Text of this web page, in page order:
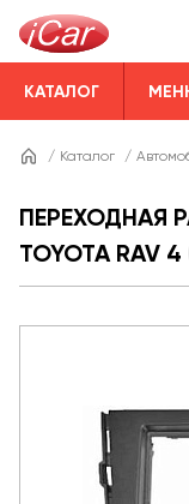
КАТАЛОГ
/ Каталог /
ПЕРЕХОДНАЯ
TOYOTA RAV